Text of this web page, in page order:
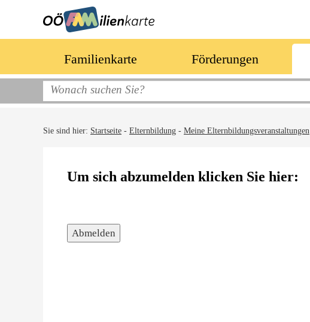
Familienkarte Förderungen
Sie sind hier: Startseite - Elternbildung - Meine Elternbildungsveranstaltungen
Um sich abzumelden klicken Sie hier: